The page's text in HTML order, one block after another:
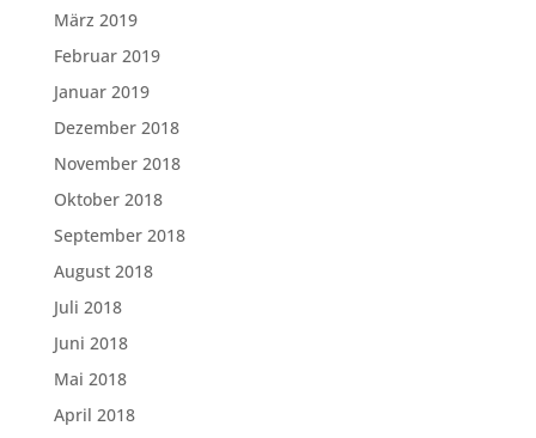
März 2019
Februar 2019
Januar 2019
Dezember 2018
November 2018
Oktober 2018
September 2018
August 2018
Juli 2018
Juni 2018
Mai 2018
April 2018